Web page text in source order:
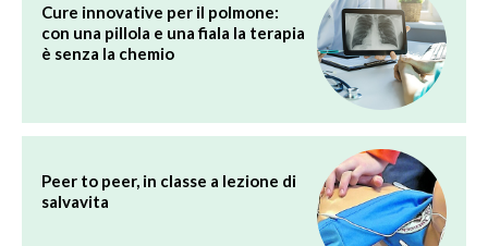
Cure innovative per il polmone:
con una pillola e una fiala la terapia
è senza la chemio
Peer to peer, in classe a lezione di
salvavita